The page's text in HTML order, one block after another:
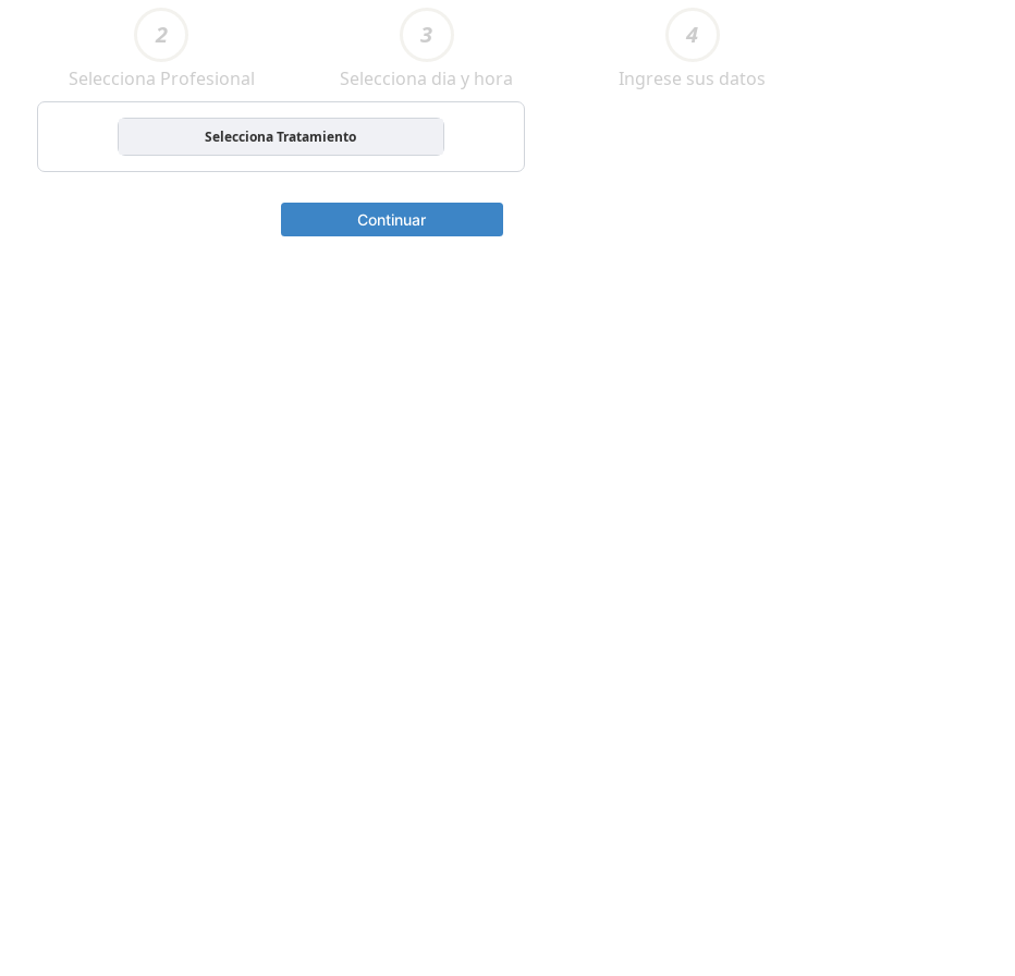
2
Selecciona Profesional
3
Selecciona dia y hora
4
Ingrese sus datos
Selecciona Tratamiento
Continuar